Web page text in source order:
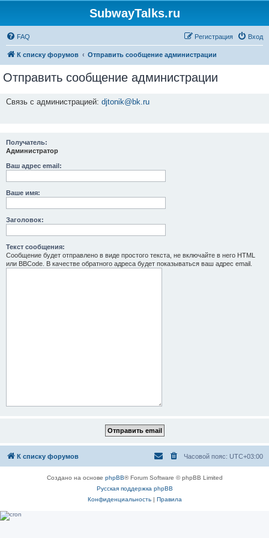
SubwayTalks.ru
FAQ Вход
Регистрация
К списку форумов Отправить сообщение администрации
Отправить сообщение администрации
Связь с администрацией: djtonik@bk.ru
Получатель:
Администратор
Ваш адрес email:
Ваше имя:
Заголовок:
Текст сообщения:
Сообщение будет отправлено в виде простого текста, не включайте в него HTML
или BBCode. В качестве обратного адреса будет показываться ваш адрес email.
К списку форумов Часовой пояс: UTC+03:00
Создано на основе phpBB® Forum Software © phpBB Limited
Русская поддержка phpBB
Конфиденциальность| Правила